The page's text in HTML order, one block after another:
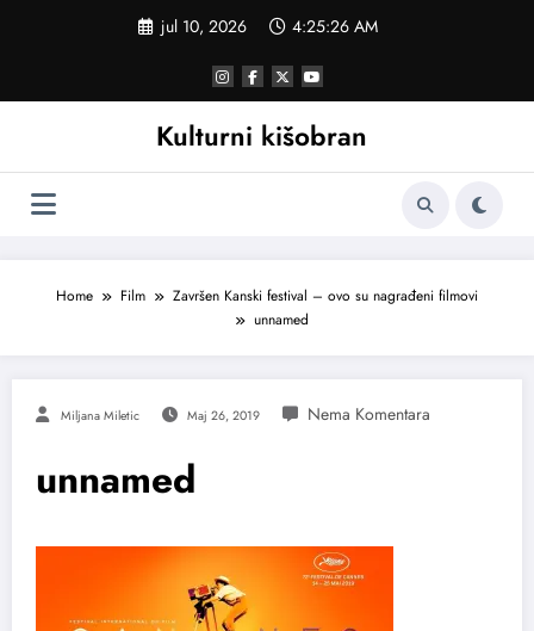
jul 10, 2026 4:25:27 AM
Kulturni kišobran
Home Film
Završen Kanski festival – ovo su nagrađeni filmovi
unnamed
Miljana Miletic Maj 26, 2019
unnamed